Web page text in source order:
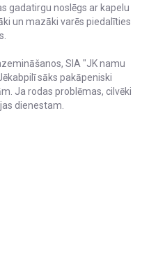
gadatirgu noslēgs ar kapelu
un mazāki varēs piedalīties
SIA "JK namu
sāks pakāpeniski
Ja rodas problēmas, cilvēki
dienestam.